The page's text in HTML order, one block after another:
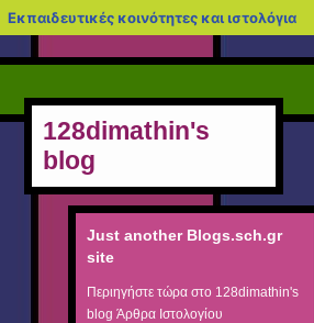
Εκπαιδευτικές κοινότητες και ιστολόγια
128dimathin's
blog
Just another Blogs.sch.gr
site
Περιηγήστε τώρα στο 128dimathin's
blog Άρθρα Ιστολογίου